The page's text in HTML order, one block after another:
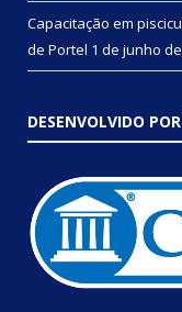
Capacitação em
de Portel 1 de junho
DESENVOLVIDO